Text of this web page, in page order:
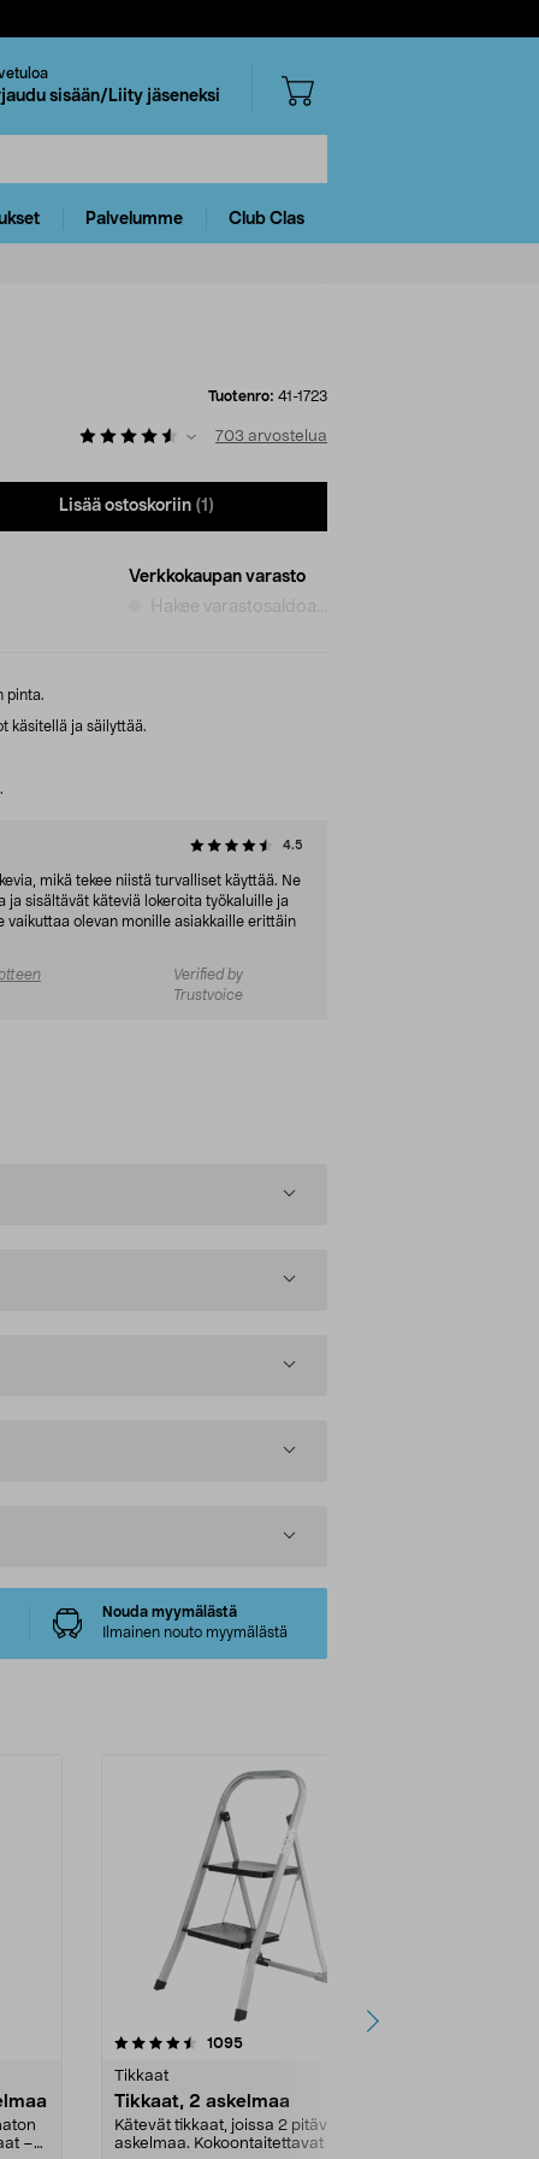
sisään/Liity jäseneksi
Palvelumme Club Clas
Tuotenro: 41-1723
703 arvostelua
Lisää ostoskoriin (1)
Verkkokaupan varasto
Hakee varastosaldoa...
pinta.
käsitellä ja säilyttää.
4.5
mikä tekee niistä turvalliset käyttää. Ne
ja sisältävät käteviä lokeroita työkaluille ja
vaikuttaa olevan monille asiakkaille erittäin
Verified by
Trustvoice
Nouda myymälästä
Ilmainen nouto myymälästä
–
1095arvostelut
Tikkaat
Tikkaat, 2 askelmaa
Kätevät tikkaat, joissa 2 pitävää
askelmaa. Kokoontaitettavat - vie
4.5 viidestä